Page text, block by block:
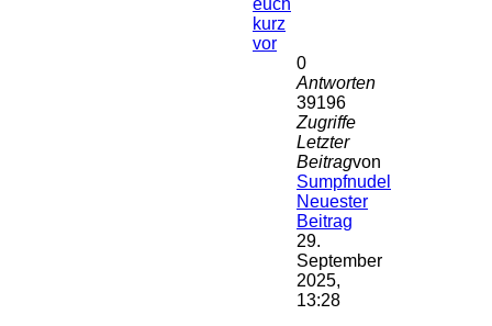
kurz
vor
0
Antworten
39196
Zugriffe
Letzter
Beitragvon
Sumpfnudel
Neuester
Beitrag
29.
September
2025,
13:28